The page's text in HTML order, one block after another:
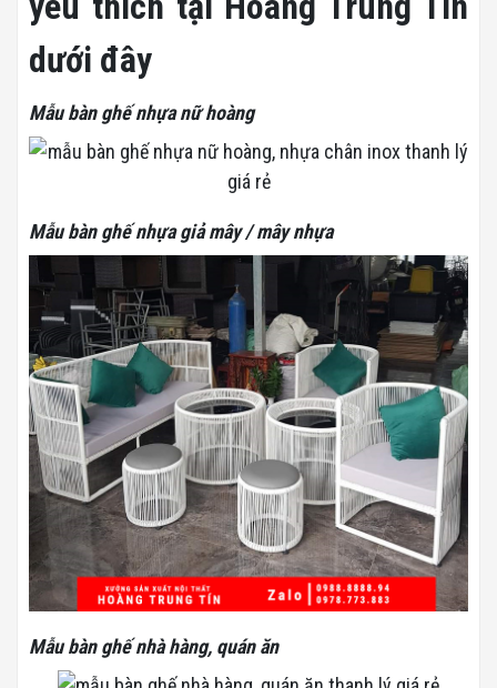
dưới đây
Mẫu bàn ghế nhựa nữ hoàng
Mẫu bàn ghế nhựa giả mây / mây nhựa
Mẫu bàn ghế nhà hàng, quán ăn